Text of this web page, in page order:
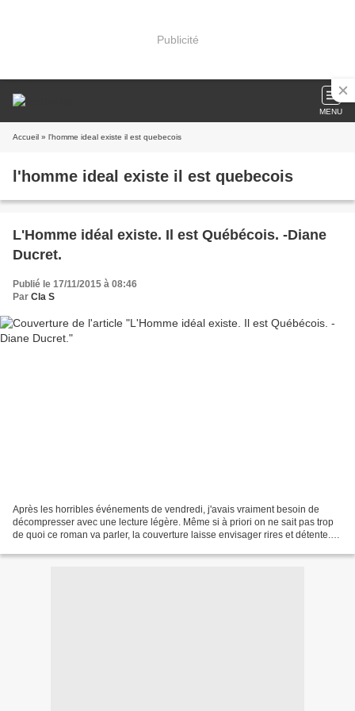
Publicité
MENU
Accueil » l'homme ideal existe il est quebecois
l'homme ideal existe il est quebecois
L'Homme idéal existe. Il est Québécois. -Diane
Ducret.
Publié le 17/11/2015 à 08:46
Par Cla S
Après les horribles événements de vendredi, j'avais vraiment besoin de
décompresser avec une lecture légère. Même si à priori on ne sait pas trop
de quoi ce roman va parler, la couverture laisse envisager rires et détente.